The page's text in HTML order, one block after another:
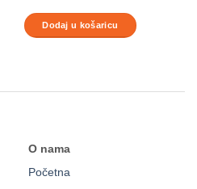
Dodaj u košaricu
O nama
Početna